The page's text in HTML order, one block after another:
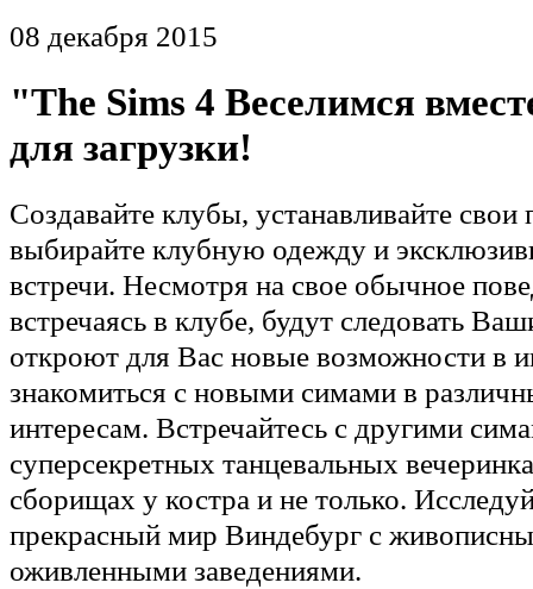
08 декабря 2015
"The Sims 4 Веселимся
для загрузки!
Создавайте клубы, устанавливайте свои
выбирайте клубную одежду и
встречи. Несмотря на свое обычное
встречаясь в клубе, будут следовать
откроют для Вас новые возможности в
знакомиться с новыми симами в
интересам. Встречайтесь с другими
суперсекретных танцевальных
сборищах у костра и не только.
прекрасный мир Виндебург с
оживленными заведениями.